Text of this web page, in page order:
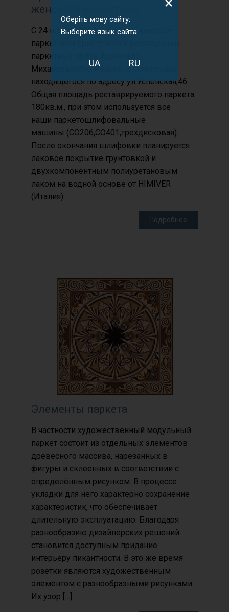
женского монастыря
С 24 ноября 2014 года наши мастера-
паркетчики приступили к реставрации
паркетных полов Архангело-
Михайловского женского монастыря
находящегося по адресу ул.Успенская,46.
Общая площадь реставрируемого паркета
180кв.м., при этом используется все
наши паркетошлифовальные
машины (СО206,СО401,трехдисковая).
После окончания шлифовки планируется
лаковое покрытие грунтовкой и
двухкомпонентным полиуретановым
лаком на водной основе от HIMIVER
(Италия).
Подробнее
Элементы паркета
В частности художественный модульный
паркет состоит из отдельных элементов
древесного массива, нарезанных в
фигуры и склеенных в соответствии с
определённым рисунком. В процессе
укладки для него характерно сохранение
характеристик, что обеспечивает
длительную эксплуатацию. Благодаря
разнообразию дизайнерских решений
становится доступным придание
интерьеру пикантности. В это же время
розетки являются художественным
элементом с разнообразными рисунками.
Их узор […]
Оберіть мову сайту:
Выберите язык сайта:
UA RU